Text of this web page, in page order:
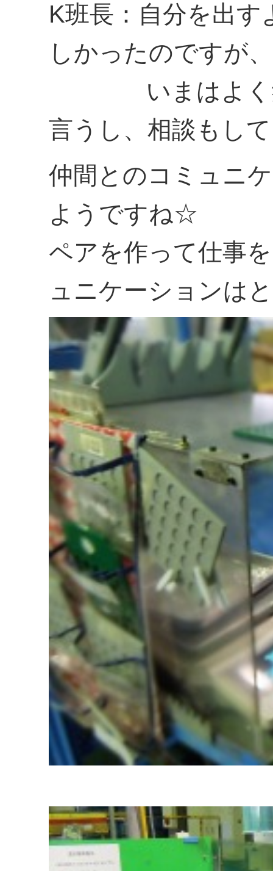
K班長：自分を出
しかったのですが、
いまはよく笑
言うし、相談もし
仲間とのコミュニ
ようですね☆
ペアを作って仕事
ュニケーションは